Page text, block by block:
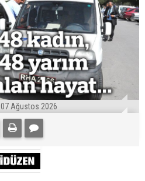
07 Ağustos 2026